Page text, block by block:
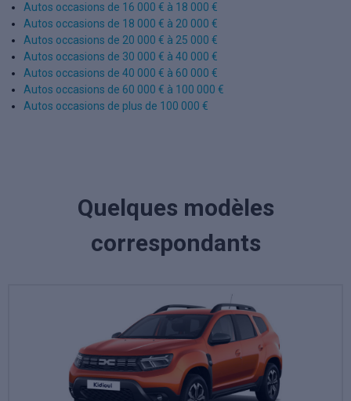
Autos occasions de 16 000 € à 18 000 €
Autos occasions de 18 000 € à 20 000 €
Autos occasions de 20 000 € à 25 000 €
Autos occasions de 30 000 € à 40 000 €
Autos occasions de 40 000 € à 60 000 €
Autos occasions de 60 000 € à 100 000 €
Autos occasions de plus de 100 000 €
Quelques modèles
correspondants